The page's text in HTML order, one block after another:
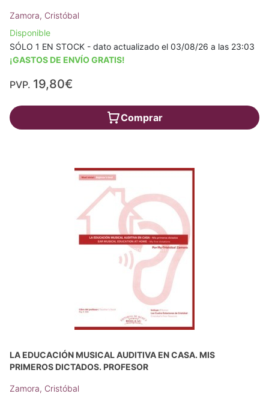
Zamora, Cristóbal
Disponible
SÓLO 1 EN STOCK - dato actualizado el 03/08/26 a las 23:03
¡GASTOS DE ENVÍO GRATIS!
PVP. 19,80€
Comprar
LA EDUCACIÓN MUSICAL AUDITIVA EN CASA. MIS
PRIMEROS DICTADOS. PROFESOR
Zamora, Cristóbal